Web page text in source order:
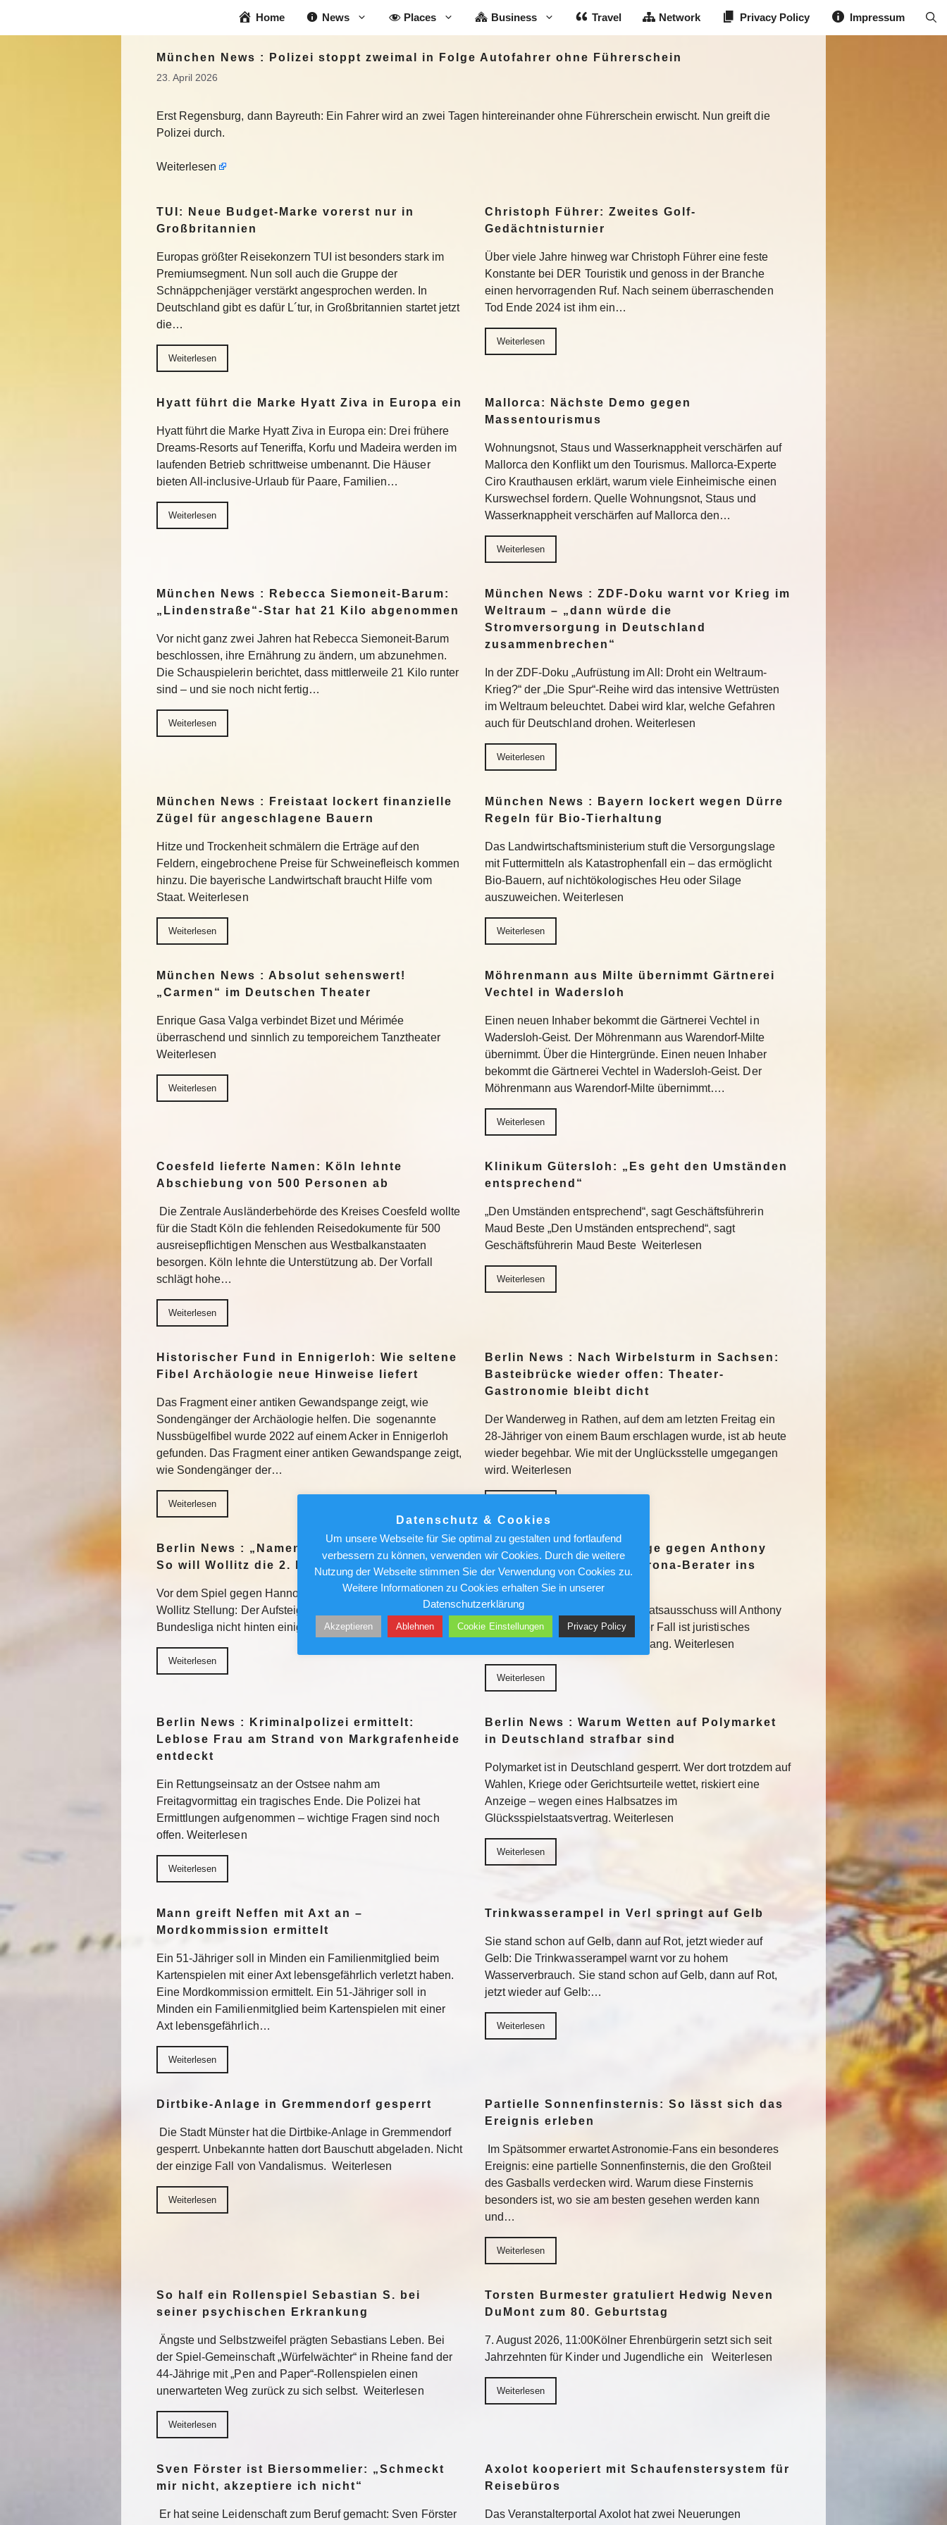
Home News Places Business Travel Network Privacy Policy Impressum
München News : Polizei stoppt zweimal in Folge Autofahrer ohne Führerschein
23. April 2026
Erst Regensburg, dann Bayreuth: Ein Fahrer wird an zwei Tagen hintereinander ohne Führerschein erwischt. Nun greift die
Polizei durch.
Weiterlesen
TUI: Neue Budget-Marke vorerst nur in
Großbritannien
Europas größter Reisekonzern TUI ist besonders stark im
Premiumsegment. Nun soll auch die Gruppe der
Schnäppchenjäger verstärkt angesprochen werden. In
Deutschland gibt es dafür L´tur, in Großbritannien startet jetzt
die…
Weiterlesen
Christoph Führer: Zweites Golf-
Gedächtnisturnier
Über viele Jahre hinweg war Christoph Führer eine feste
Konstante bei DER Touristik und genoss in der Branche
einen hervorragenden Ruf. Nach seinem überraschenden
Tod Ende 2024 ist ihm ein…
Weiterlesen
Hyatt führt die Marke Hyatt Ziva in Europa ein
Hyatt führt die Marke Hyatt Ziva in Europa ein: Drei frühere
Dreams-Resorts auf Teneriffa, Korfu und Madeira werden im
laufenden Betrieb schrittweise umbenannt. Die Häuser
bieten All-inclusive-Urlaub für Paare, Familien…
Weiterlesen
Mallorca: Nächste Demo gegen
Massentourismus
Wohnungsnot, Staus und Wasserknappheit verschärfen auf
Mallorca den Konflikt um den Tourismus. Mallorca-Experte
Ciro Krauthausen erklärt, warum viele Einheimische einen
Kurswechsel fordern. Quelle Wohnungsnot, Staus und
Wasserknappheit verschärfen auf Mallorca den…
Weiterlesen
München News : Rebecca Siemoneit-Barum:
„Lindenstraße“-Star hat 21 Kilo abgenommen
Vor nicht ganz zwei Jahren hat Rebecca Siemoneit-Barum
beschlossen, ihre Ernährung zu ändern, um abzunehmen.
Die Schauspielerin berichtet, dass mittlerweile 21 Kilo runter
sind – und sie noch nicht fertig…
Weiterlesen
München News : ZDF-Doku warnt vor Krieg im
Weltraum – „dann würde die
Stromversorgung in Deutschland
zusammenbrechen“
In der ZDF-Doku „Aufrüstung im All: Droht ein Weltraum-
Krieg?“ der „Die Spur“-Reihe wird das intensive Wettrüsten
im Weltraum beleuchtet. Dabei wird klar, welche Gefahren
auch für Deutschland drohen. Weiterlesen
Weiterlesen
München News : Freistaat lockert finanzielle
Zügel für angeschlagene Bauern
Hitze und Trockenheit schmälern die Erträge auf den
Feldern, eingebrochene Preise für Schweinefleisch kommen
hinzu. Die bayerische Landwirtschaft braucht Hilfe vom
Staat. Weiterlesen
Weiterlesen
München News : Bayern lockert wegen Dürre
Regeln für Bio-Tierhaltung
Das Landwirtschaftsministerium stuft die Versorgungslage
mit Futtermitteln als Katastrophenfall ein – das ermöglicht
Bio-Bauern, auf nichtökologisches Heu oder Silage
auszuweichen. Weiterlesen
Weiterlesen
München News : Absolut sehenswert!
„Carmen“ im Deutschen Theater
Enrique Gasa Valga verbindet Bizet und Mérimée
überraschend und sinnlich zu temporeichem Tanztheater
Weiterlesen
Weiterlesen
Möhrenmann aus Milte übernimmt Gärtnerei
Vechtel in Wadersloh
Einen neuen Inhaber bekommt die Gärtnerei Vechtel in
Wadersloh-Geist. Der Möhrenmann aus Warendorf-Milte
übernimmt. Über die Hintergründe. Einen neuen Inhaber
bekommt die Gärtnerei Vechtel in Wadersloh-Geist. Der
Möhrenmann aus Warendorf-Milte übernimmt….
Weiterlesen
Coesfeld lieferte Namen: Köln lehnte
Abschiebung von 500 Personen ab
Die Zentrale Ausländerbehörde des Kreises Coesfeld wollte
für die Stadt Köln die fehlenden Reisedokumente für 500
ausreisepflichtigen Menschen aus Westbalkanstaaten
besorgen. Köln lehnte die Unterstützung ab. Der Vorfall
schlägt hohe…
Weiterlesen
Klinikum Gütersloh: „Es geht den Umständen
entsprechend“
„Den Umständen entsprechend“, sagt Geschäftsführerin
Maud Beste „Den Umständen entsprechend“, sagt
Geschäftsführerin Maud Beste Weiterlesen
Weiterlesen
Historischer Fund in Ennigerloh: Wie seltene
Fibel Archäologie neue Hinweise liefert
Das Fragment einer antiken Gewandspange zeigt, wie
Sondengänger der Archäologie helfen. Die sogenannte
Nussbügelfibel wurde 2022 auf einem Acker in Ennigerloh
gefunden. Das Fragment einer antiken Gewandspange zeigt,
wie Sondengänger der…
Weiterlesen
Berlin News : Nach Wirbelsturm in Sachsen:
Basteibrücke wieder offen: Theater-
Gastronomie bleibt dicht
Der Wanderweg in Rathen, auf dem am letzten Freitag ein
28-Jähriger von einem Baum erschlagen wurde, ist ab heute
wieder begehbar. Wie mit der Unglücksstelle umgegangen
wird. Weiterlesen
Berlin News : „Namen machen, nicht holen“:
So will Wollitz die 2. Bundesliga aufmischen
Vor dem Spiel gegen Hannover 96 bezieht Claus-Dieter
Wollitz Stellung: Der Aufsteiger wird sich auch in der 2.
Bundesliga nicht hinten einigeln. Weiterlesen
Weiterlesen
Berlin News : Strafanzeige gegen Anthony
Fauci: Kommt der Ex-Corona-Berater ins
Gefängnis?
Ein republikanisch geführter Senatsausschuss will Anthony
Fauci strafrechtlich belangen. Der Fall ist juristisches
Neuland – mit ungewissem Ausgang. Weiterlesen
Weiterlesen
Berlin News : Kriminalpolizei ermittelt:
Leblose Frau am Strand von Markgrafenheide
entdeckt
Ein Rettungseinsatz an der Ostsee nahm am
Freitagvormittag ein tragisches Ende. Die Polizei hat
Ermittlungen aufgenommen – wichtige Fragen sind noch
offen. Weiterlesen
Weiterlesen
Berlin News : Warum Wetten auf Polymarket
in Deutschland strafbar sind
Polymarket ist in Deutschland gesperrt. Wer dort trotzdem auf
Wahlen, Kriege oder Gerichtsurteile wettet, riskiert eine
Anzeige – wegen eines Halbsatzes im
Glücksspielstaatsvertrag. Weiterlesen
Weiterlesen
Mann greift Neffen mit Axt an –
Mordkommission ermittelt
Ein 51-Jähriger soll in Minden ein Familienmitglied beim
Kartenspielen mit einer Axt lebensgefährlich verletzt haben.
Eine Mordkommission ermittelt. Ein 51-Jähriger soll in
Minden ein Familienmitglied beim Kartenspielen mit einer
Axt lebensgefährlich…
Weiterlesen
Trinkwasserampel in Verl springt auf Gelb
Sie stand schon auf Gelb, dann auf Rot, jetzt wieder auf
Gelb: Die Trinkwasserampel warnt vor zu hohem
Wasserverbrauch. Sie stand schon auf Gelb, dann auf Rot,
jetzt wieder auf Gelb:…
Weiterlesen
Dirtbike-Anlage in Gremmendorf gesperrt
Die Stadt Münster hat die Dirtbike-Anlage in Gremmendorf
gesperrt. Unbekannte hatten dort Bauschutt abgeladen. Nicht
der einzige Fall von Vandalismus. Weiterlesen
Weiterlesen
Partielle Sonnenfinsternis: So lässt sich das
Ereignis erleben
Im Spätsommer erwartet Astronomie-Fans ein besonderes
Ereignis: eine partielle Sonnenfinsternis, die den Großteil
des Gasballs verdecken wird. Warum diese Finsternis
besonders ist, wo sie am besten gesehen werden kann
und…
Weiterlesen
So half ein Rollenspiel Sebastian S. bei
seiner psychischen Erkrankung
Ängste und Selbstzweifel prägten Sebastians Leben. Bei
der Spiel-Gemeinschaft „Würfelwächter“ in Rheine fand der
44-Jährige mit „Pen and Paper“-Rollenspielen einen
unerwarteten Weg zurück zu sich selbst. Weiterlesen
Weiterlesen
Torsten Burmester gratuliert Hedwig Neven
DuMont zum 80. Geburtstag
7. August 2026, 11:00Kölner Ehrenbürgerin setzt sich seit
Jahrzehnten für Kinder und Jugendliche ein Weiterlesen
Weiterlesen
Sven Förster ist Biersommelier: „Schmeckt
mir nicht, akzeptiere ich nicht“
Er hat seine Leidenschaft zum Beruf gemacht: Sven Förster
Axolot kooperiert mit Schaufenstersystem für
Reisebüros
Das Veranstalterportal Axolot hat zwei Neuerungen
Datenschutz & Cookies
Um unsere Webseite für Sie optimal zu gestalten und fortlaufend
verbessern zu können, verwenden wir Cookies. Durch die weitere
Nutzung der Webseite stimmen Sie der Verwendung von Cookies zu.
Weitere Informationen zu Cookies erhalten Sie in unserer
Datenschutzerklärung
Akzeptieren Ablehnen Cookie Einstellungen Privacy Policy